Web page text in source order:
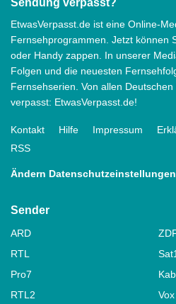
Sendung verpasst?
EtwasVerpasst.de ist eine Online-
Fernsehprogrammen. Jetzt können
oder Handy zappen. In unserer
Folgen und die neuesten
Fernsehserien. Von allen
verpasst: EtwasVerpasst.de!
Kontakt Hilfe Impressum
RSS
Ändern Datenschutzeinstellungen
Sender
ARD
RTL
Sat1
Pro7
RTL2
Vox